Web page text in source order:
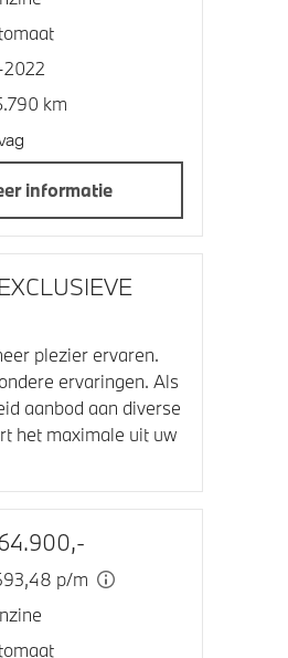
km
informatie
plezier ervaren.
ervaringen. Als
aanbod aan diverse
het maximale uit uw
p/m